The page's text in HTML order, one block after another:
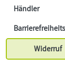
Händler
Widerruf